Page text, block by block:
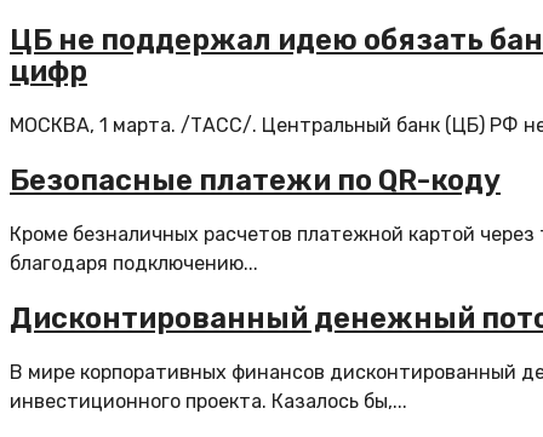
ЦБ не поддержал идею обязать
цифр
МОСКВА, 1 марта. /ТАСС/. Центральный банк (ЦБ) РФ
Безопасные платежи по QR-коду
Кроме безналичных расчетов платежной картой
благодаря подключению...
Дисконтированный денежный
В мире корпоративных финансов дисконтированный
инвестиционного проекта. Казалось бы,...